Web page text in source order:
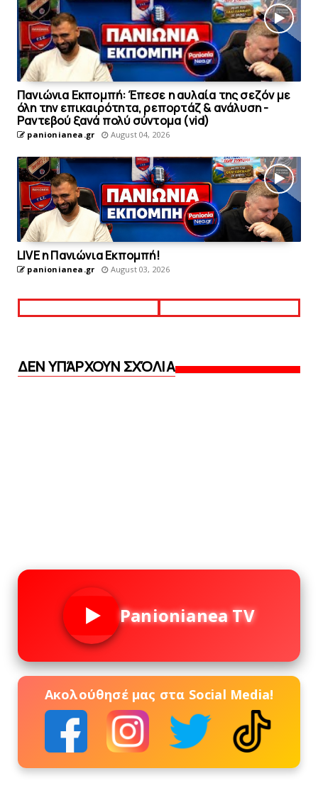
Πανιώνια Εκπομπή: Έπεσε η αυλαία της σεζόν με
όλη την επικαιρότητα, ρεπορτάζ & ανάλυση -
Ραντεβού ξανά πολύ σύντομα (vid)
panionianea.gr August 04, 2026
LIVE η Πανιώνια Εκπομπή!
panionianea.gr August 03, 2026
ΔΕΝ ΥΠΆΡΧΟΥΝ ΣΧΌΛΙΑ
Panionianea TV
Ακολούθησέ μας στα Social Media!